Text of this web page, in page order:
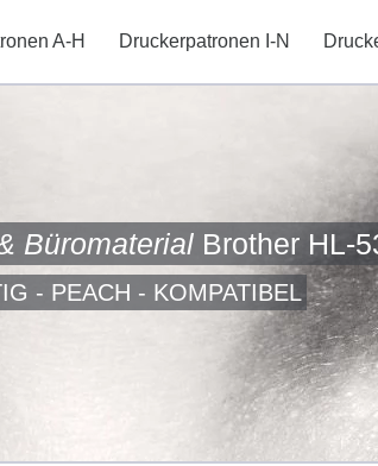
A-H Druckerpatronen I-N
Büromaterial Brother HL-
- PEACH - KOMPATIBEL